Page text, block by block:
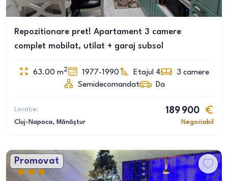
Repozitionare pret! Apartament 3 camere
complet mobilat, utilat + garaj subsol
63.00 m2 1977-1990 Etajul 4 3 camere
Semidecomandat
Da
Locație:
Cluj-Napoca, Mănăștur
189 900
Negociabil
Promovat